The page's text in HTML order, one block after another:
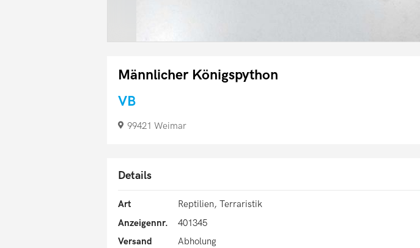
Männlicher Königspython
VB
99421 Weimar
Details
Art
Reptilien, Terraristik
Anzeigennr.
401345
Versand
Abholung